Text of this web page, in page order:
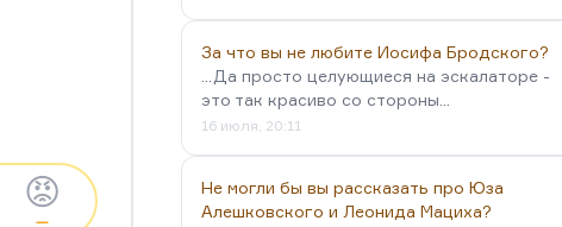
😡
—
За что вы не любите Иосифа Бродского?
...Да просто целующиеся на эскалаторе -
это так красиво со стороны...
16 июля, 20:11
Не могли бы вы рассказать про Юза
Алешковского и Леонида Мациха?